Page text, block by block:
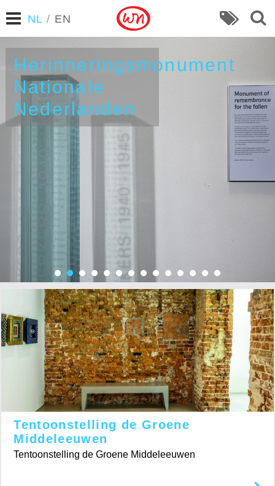
NL / EN
Helmet
Tentoonstelling de Groene
Middeleeuwen
Tentoonstelling de Groene Middeleeuwen